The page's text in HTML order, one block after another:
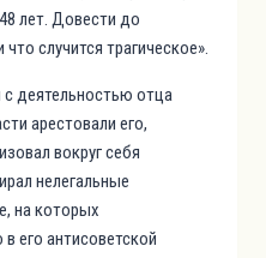
лет. Довести до
случится трагическое».
с деятельностью отца
арестовали его,
вокруг себя
нелегальные
на которых
его антисоветской